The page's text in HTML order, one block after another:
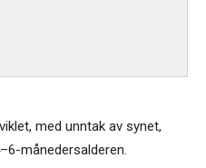
med unntak av synet,
månedersalderen.